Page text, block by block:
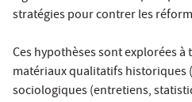
stratégies pour contrer les
Ces hypothèses sont explorées à
matériaux qualitatifs historiques
sociologiques (entretiens,